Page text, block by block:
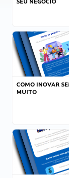
COMO INOVAR
MUITO